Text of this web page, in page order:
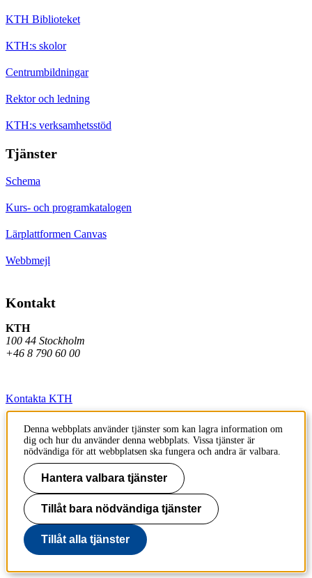
KTH Biblioteket
KTH:s skolor
Centrumbildningar
Rektor och ledning
KTH:s verksamhetsstöd
Tjänster
Schema
Kurs- och programkatalogen
Lärplattformen Canvas
Webbmejl
Kontakt
KTH
100 44 Stockholm
+46 8 790 60 00
Kontakta KTH
Jobba på KTH
Press och media
Faktura och betalning KTH
Om KTH:s webbplatser
Tillgänglighetsredogörelse
Denna webbplats använder tjänster som kan lagra information om
dig och hur du använder denna webbplats. Vissa tjänster är
nödvändiga för att webbplatsen ska fungera och andra är valbara.
Hantera valbara tjänster
Tillåt bara nödvändiga tjänster
Tillåt alla tjänster